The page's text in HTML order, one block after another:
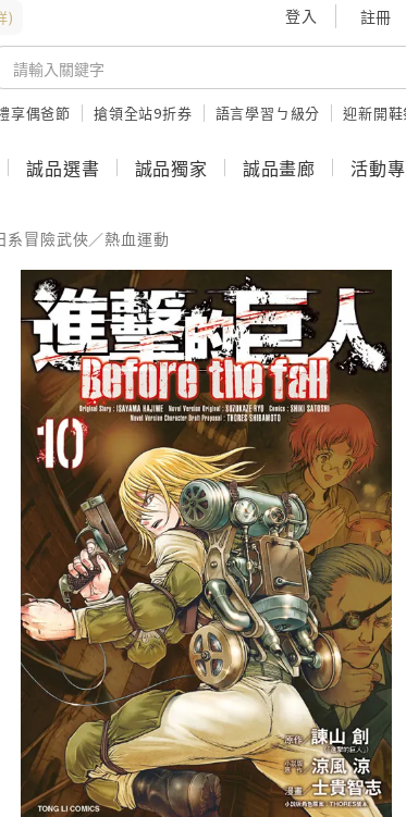
) 登入 註冊
享偶爸節 搶領全站9折券 語言學習ㄅ級分 迎新開鞋
誠品選書 誠品獨家 誠品畫廊 活動
系冒險武俠／熱血運動